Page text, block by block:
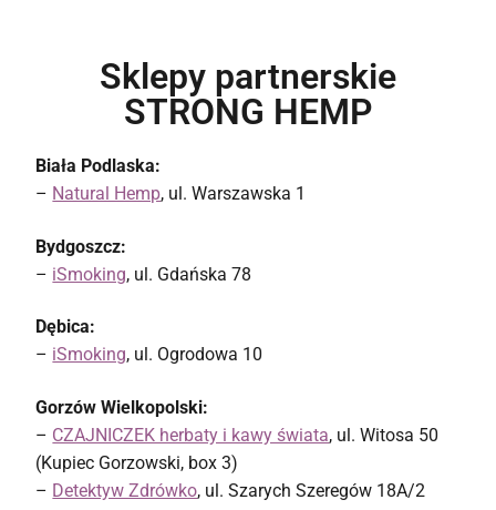
Sklepy partnerskie
STRONG HEMP
Biała Podlaska:
– Natural Hemp, ul. Warszawska 1
Bydgoszcz:
– iSmoking, ul. Gdańska 78
Dębica:
– iSmoking, ul. Ogrodowa 10
Gorzów Wielkopolski:
– CZAJNICZEK herbaty i kawy świata, ul. Witosa 50
(Kupiec Gorzowski, box 3)
– Detektyw Zdrówko, ul. Szarych Szeregów 18A/2